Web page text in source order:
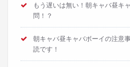
もう遅いは無い！朝キャバ昼キ
問！？
朝キャバ昼キャバボーイの注意
読です！